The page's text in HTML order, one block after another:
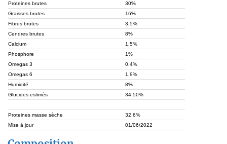
Proteines brutes
30%
Graisses brutes
16%
Fibres brutes
3,5%
Cendres brutes
8%
Calcium
1,5%
Phosphore
1%
Omegas 3
0,4%
Omegas 6
1,9%
Humidité
8%
Glucides estimés
34,50%
Proteines masse sèche
32,6%
Mise à jour
01/06/2022